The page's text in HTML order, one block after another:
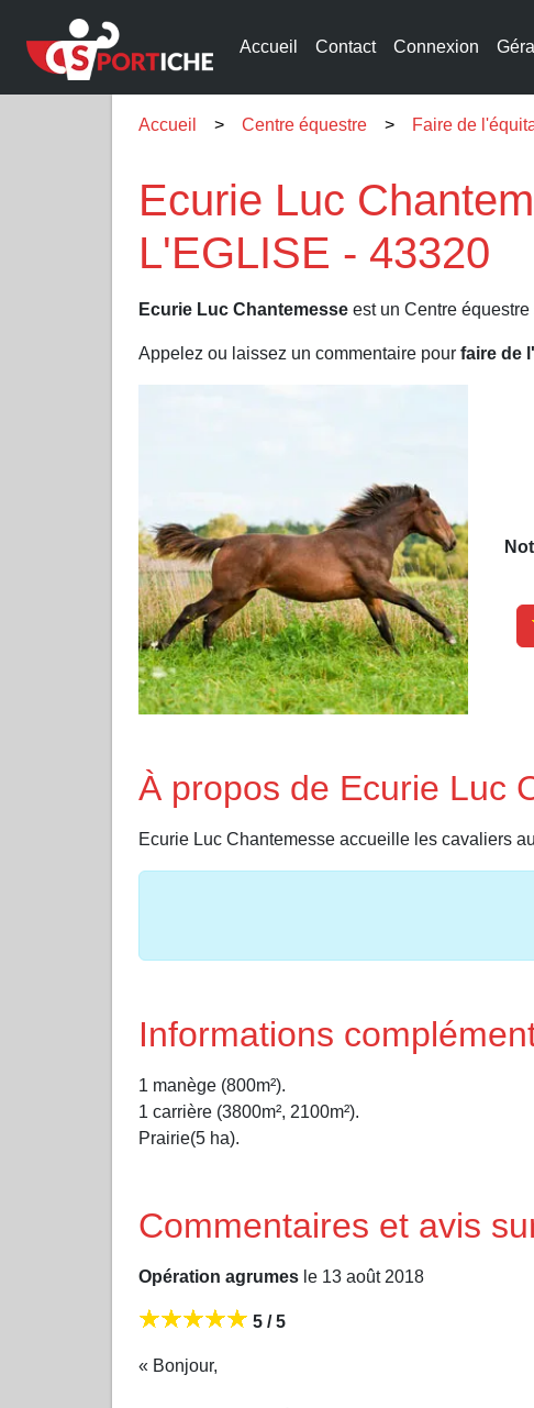
Accueil Contact Connexion
Accueil Centre équestre Faire de
Ecurie Luc
L'EGLISE - 43320
Ecurie Luc Chantemesse est un Centre équestre
Appelez ou laissez un commentaire pour faire de
À propos de Ecurie Luc
Ecurie Luc Chantemesse accueille les cavaliers
Informations
1 manège (800m²).
1 carrière (3800m², 2100m²).
Prairie(5 ha).
Commentaires et avis
Opération agrumes le 13 août 2018
5 / 5
« Bonjour,